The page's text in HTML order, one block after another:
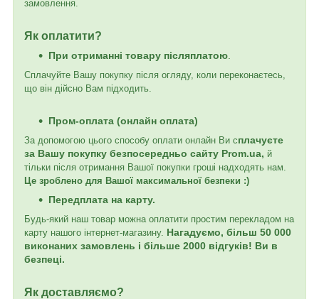
замовлення.
Як оплатити?
При отриманні товару післяплатою
Сплачуйте Вашу покупку після огляду, коли переконаєтесь,
що він дійсно Вам підходить.
Пром-оплата (онлайн оплата)
За допомогою цього способу оплати онлайн Ви сплачуєте
за Вашу покупку безпосередньо сайту Prom.ua, й
тільки після отримання Вашої покупки гроші надходять нам.
Це зроблено для Вашої максимальної безпеки :)
Передплата на карту.
Будь-який наш товар можна оплатити простим перекладом на
карту нашого інтернет-магазину. Нагадуємо, більш 50 000
виконаних замовлень і більше 2000 відгуків! Ви в
безпеці.
Як доставляємо?